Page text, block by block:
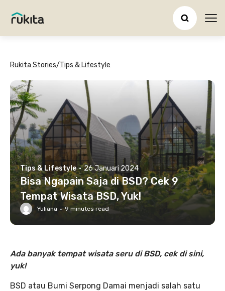
Rukita Stories/Tips & Lifestyle
Tips & Lifestyle · 26 Januari 2024
Bisa Ngapain Saja di BSD? Cek 9
Tempat Wisata BSD, Yuk!
Yuliana · 9 minutes read
Ada banyak tempat wisata seru di BSD, cek di sini,
yuk!
BSD atau Bumi Serpong Damai menjadi salah satu